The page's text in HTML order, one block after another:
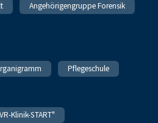
Angehörigengruppe Forensik
Pflegeschule
Klinik-START"